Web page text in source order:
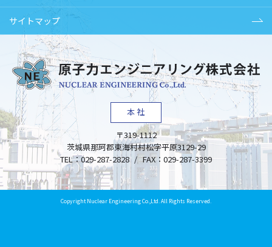
サイトマップ
本社
〒319-1112
茨城県那珂郡東海村村松字平原3129-29
TEL：029-287-2828 / FAX： 029-287-3399
Copyright Nuclear Engineering Co.,Ltd. All Rights Reserved.